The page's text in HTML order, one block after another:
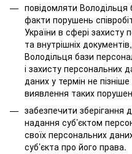
повідомляти
факти порушень
України в сфері захисту
та внутрішніх
Володільця бази
і захисту персональних
даних у термін не
виявлення таких
забезпечити
надання суб’єктом
своїх персональних
суб’єкта про його права.